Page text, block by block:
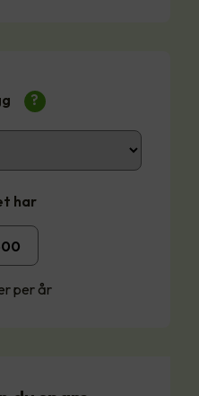
?
har
per år